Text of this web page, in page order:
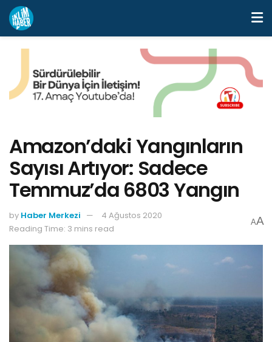
Amazon’daki Yangınların
Sayısı Artıyor: Sadece
Temmuz’da 6803 Yangın
by Haber Merkezi
4 Ağustos 2020
Reading Time: 3 mins read
AA